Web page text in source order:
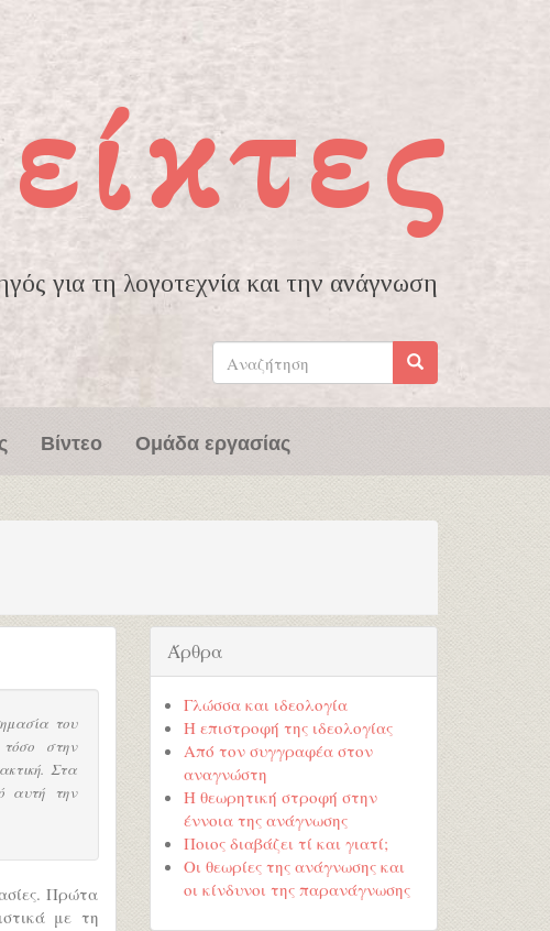
για τη λογοτεχνία και την ανάγνωση
Φόρμα
αναζήτησης
Αναζήτηση
Βίντεο Ομάδα εργασίας
του
στην
Στα
αυτή την
Πρώτα
με τη
Άρθρα
Γλώσσα και ιδεολογία
Η επιστροφή της ιδεολογίας
Από τον συγγραφέα στον
αναγνώστη
Η θεωρητική στροφή στην
έννοια της ανάγνωσης
Ποιος διαβάζει τί και γιατί;
Οι θεωρίες της ανάγνωσης και
οι κίνδυνοι της παρανάγνωσης